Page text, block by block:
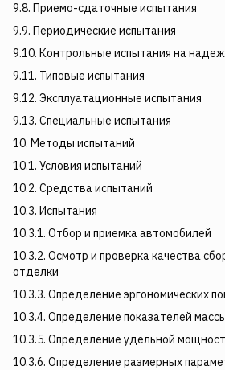
9.8. Приемо-сдаточные испытания
9.9. Периодические испытания
9.10. Контрольные испытания на
9.11. Типовые испытания
9.12. Эксплуатационные испытания
9.13. Специальные испытания
10. Методы испытаний
10.1. Условия испытаний
10.2. Средства испытаний
10.3. Испытания
10.3.1. Отбор и приемка автомобилей
10.3.2. Осмотр и проверка качества
отделки
10.3.3. Определение эргономических
10.3.4. Определение показателей
10.3.5. Определение удельной
10.3.6. Определение размерных